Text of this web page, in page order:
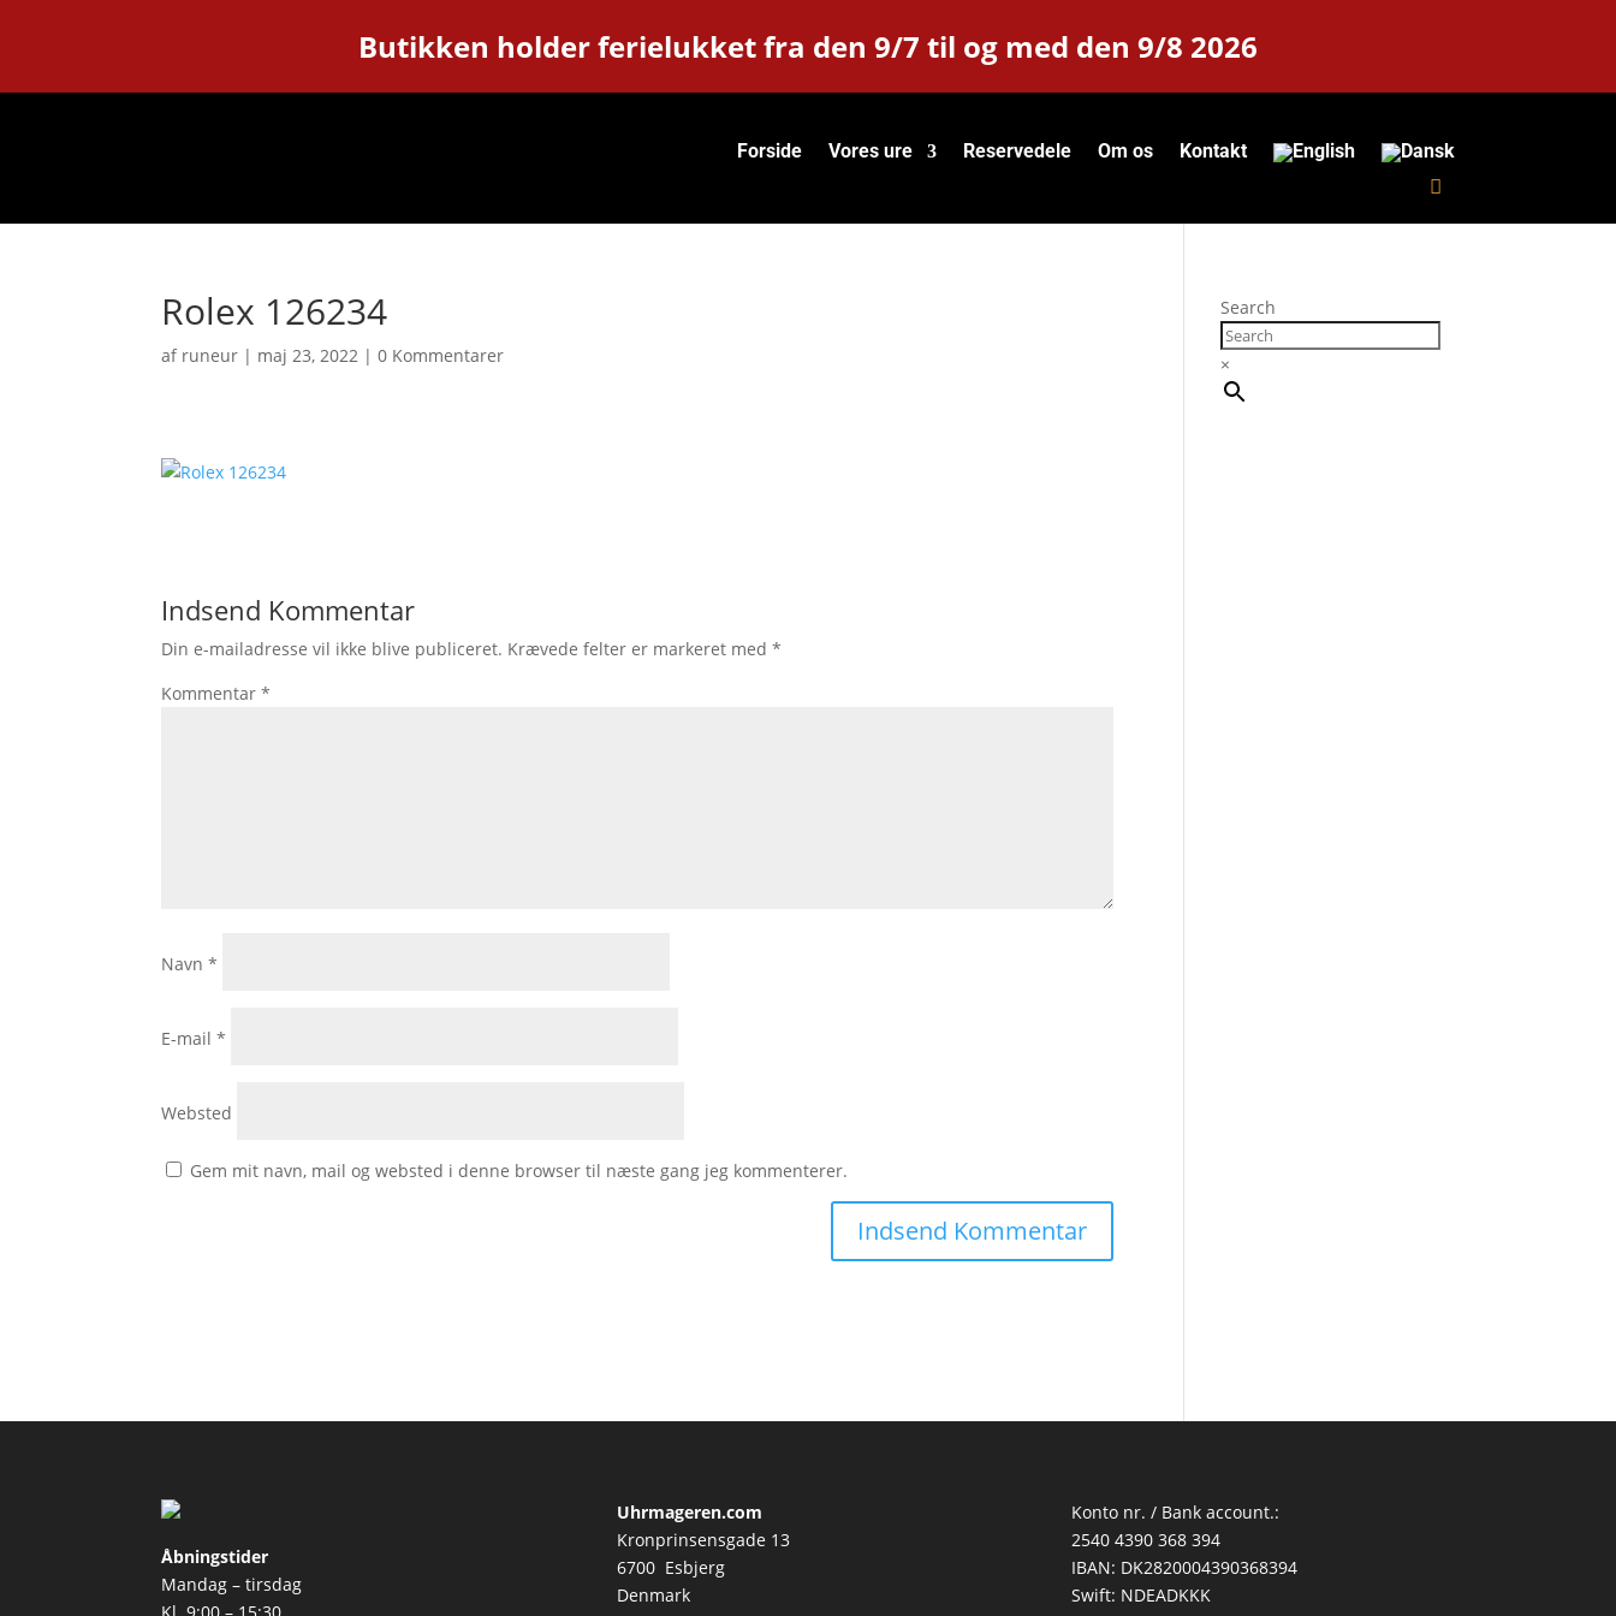
Butikken holder ferielukket fra den 9/7 til og med den 9/8 2026
Forside Vores ure Reservedele Om os Kontakt
Rolex 126234
af runeur | maj 23, 2022 |0 Kommentarer
Indsend Kommentar
Din e-mailadresse vil ikke blive publiceret. Krævede felter er markeret med*
Kommentar*
Navn*
E-mail*
Websted
Gem mit navn, mail og websted i denne browser til næste gang jeg kommenterer.
Search
×
Åbningstider
Mandag – tirsdag
Uhrmageren.com
Kronprinsensgade 13
6700 Esbjerg
Denmark
Konto nr. / Bank account.:
2540 4390 368 394
IBAN: DK2820004390368394
Swift: NDEADKKK